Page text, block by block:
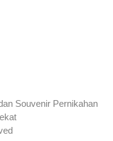
Souvenir Pernikahan